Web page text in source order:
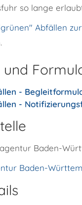
so lange
Abfällen
-
-
Baden-
Baden-